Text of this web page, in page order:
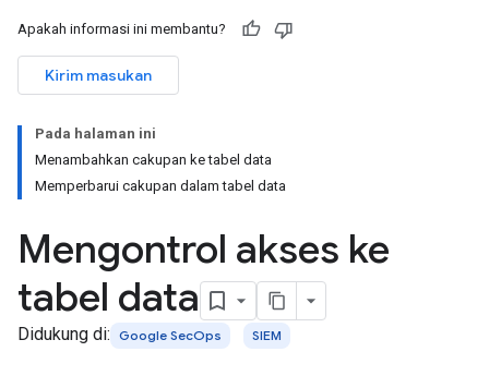
Apakah informasi ini membantu?
Kirim masukan
Pada halaman ini
Menambahkan cakupan ke tabel data
Memperbarui cakupan dalam tabel data
Mengontrol akses ke
tabel data
Didukung di: Google SecOps SIEM